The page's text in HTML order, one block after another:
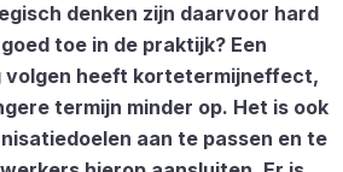
denken zijn daarvoor hard
toe in de praktijk? Een
volgen heeft kortetermijneffect,
termijn minder op. Het is ook
aan te passen en te